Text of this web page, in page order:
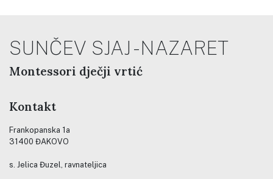
SUNČEV SJAJ - NAZARET
Montessori dječji vrtić
Kontakt
Frankopanska 1a
31400 ĐAKOVO
s. Jelica Đuzel, ravnateljica